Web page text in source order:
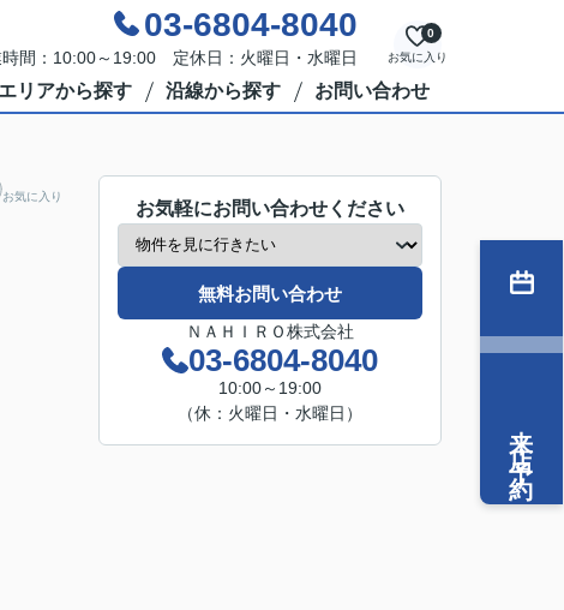
03-6804-8040
間：10:00～19:00 定休日：火曜日・水曜日 お気に入り
0
エリアから探す 沿線から探す お問い合わせ
お気に入り
お気軽にお問い合わせください
無料お問い合わせ
ＮＡＨＩＲＯ株式会社
03-6804-8040
10:00～19:00
（休：火曜日・水曜日）
来店予約